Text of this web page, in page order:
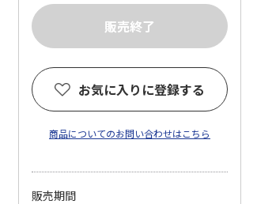
お気に入りに登録する
商品についてのお問い合わせはこちら
販売期間